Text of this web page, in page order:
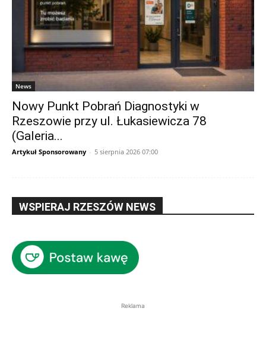
News
Nowy Punkt Pobrań Diagnostyki w
Rzeszowie przy ul. Łukasiewicza 78
(Galeria...
Artykuł Sponsorowany - 5 sierpnia 2026 07:00
WSPIERAJ RZESZÓW NEWS
Reklama